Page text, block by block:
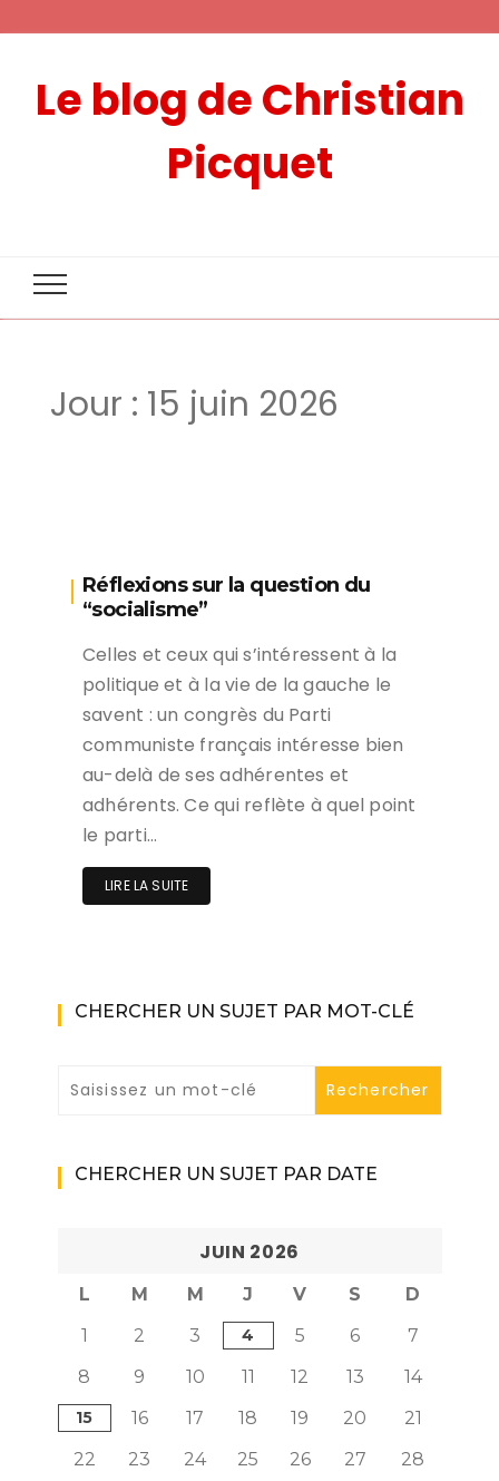
Le blog de Christian
Picquet
Jour : 15 juin 2026
Réflexions sur la question du
“socialisme”
Celles et ceux qui s’intéressent à la
politique et à la vie de la gauche le
savent : un congrès du Parti
communiste français intéresse bien
au-delà de ses adhérentes et
adhérents. Ce qui reflète à quel point
le parti…
LIRE LA SUITE
CHERCHER UN SUJET PAR MOT-CLÉ
CHERCHER UN SUJET PAR DATE
JUIN 2026
L M M J V S
D
1
2 3 4 5 6
7
8
9 10 11 12 13 14
15 16 17 18 19 20
21
22
23 24 25 26 27
28